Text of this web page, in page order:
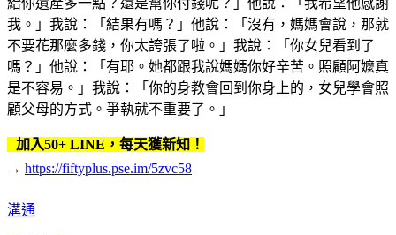
我。」我說：「結果有嗎？」他說：「沒有，媽媽會說，那就
不要花那麼多錢，你太誇張了啦。」我說：「你女兒看到了
嗎？」他說：「有耶。她都跟我說媽媽你好辛苦。照顧阿嬤真
是不容易。」我說：「你的身教會回到你身上的，女兒學會照
顧父母的方式。爭執就不重要了。」
加入50+ LINE，每天獲新知！
→ https://fiftyplus.pse.im/5zvc58
溝通